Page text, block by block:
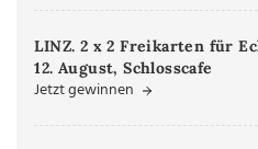
LINZ. 2 x 2 Freikarten für
12. August, Schlosscafe
Jetzt gewinnen